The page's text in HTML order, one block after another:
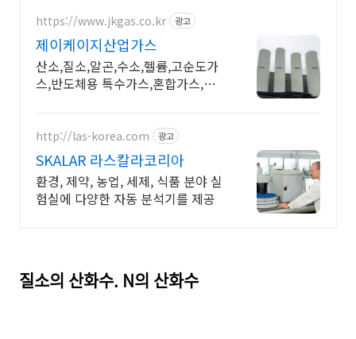
https://www.jkgas.co.kr 광고
제이케이지산업가스
산소,질소,알곤,수소,헬륨,고순도가
스,반도체용 특수가스,혼합가스,소
http://las-korea.com 광고
SKALAR 라스칼라코리아
환경, 제약, 농업, 세제, 식품 분야 실
험실에 다양한 자동 분석기를 제공
질소의 산화수. N의 산화수